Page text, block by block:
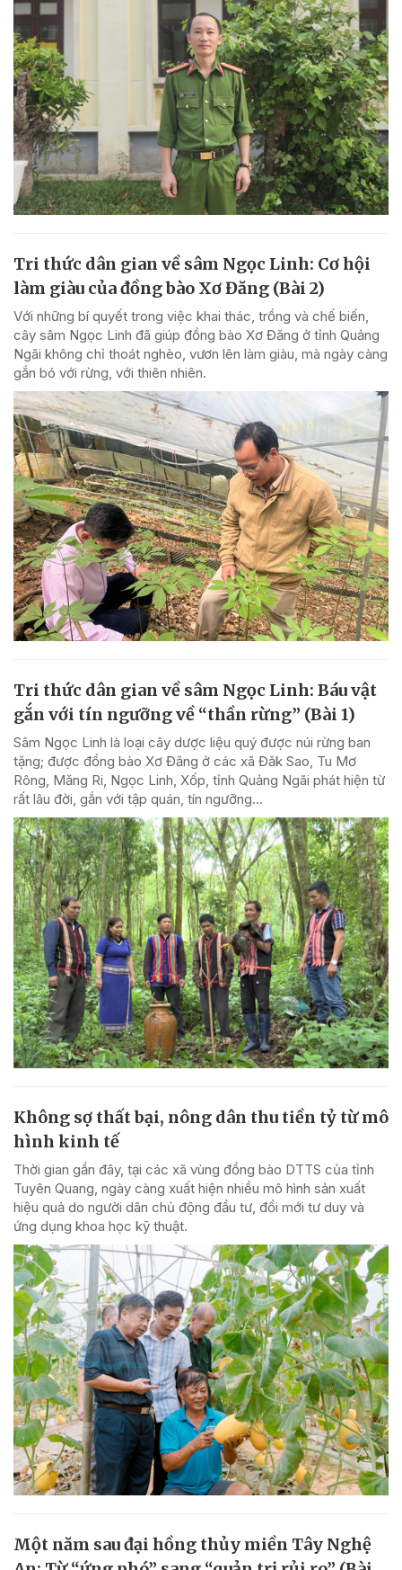
Tri thức dân gian về sâm Ngọc Linh: Cơ hội
làm giàu của đồng bào Xơ Đăng (Bài 2)
Với những bí quyết trong việc khai thác, trồng và chế biến,
cây sâm Ngọc Linh đã giúp đồng bào Xơ Đăng ở tỉnh Quảng
Ngãi không chỉ thoát nghèo, vươn lên làm giàu, mà ngày càng
gắn bó với rừng, với thiên nhiên.
Tri thức dân gian về sâm Ngọc Linh: Báu vật
gắn với tín ngưỡng về “thần rừng” (Bài 1)
Sâm Ngọc Linh là loại cây dược liệu quý được núi rừng ban
tặng; được đồng bào Xơ Đăng ở các xã Đăk Sao, Tu Mơ
Rông, Măng Ri, Ngọc Linh, Xốp, tỉnh Quảng Ngãi phát hiện từ
rất lâu đời, gắn với tập quán, tín ngưỡng...
Không sợ thất bại, nông dân thu tiền tỷ từ mô
hình kinh tế
Thời gian gần đây, tại các xã vùng đồng bào DTTS của tỉnh
Tuyên Quang, ngày càng xuất hiện nhiều mô hình sản xuất
hiệu quả do người dân chủ động đầu tư, đổi mới tư duy và
ứng dụng khoa học kỹ thuật.
Một năm sau đại hồng thủy miền Tây Nghệ